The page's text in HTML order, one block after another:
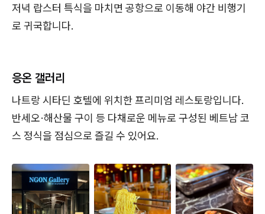
저녁 랍스터 특식을 마치면 공항으로 이동해 야간 비행기
로 귀국합니다.
응온 갤러리
나트랑 시타딘 호텔에 위치한 프리미엄 레스토랑입니다.
반세오·해산물 구이 등 다채로운 메뉴로 구성된 베트남 코
스 정식을 점심으로 즐길 수 있어요.